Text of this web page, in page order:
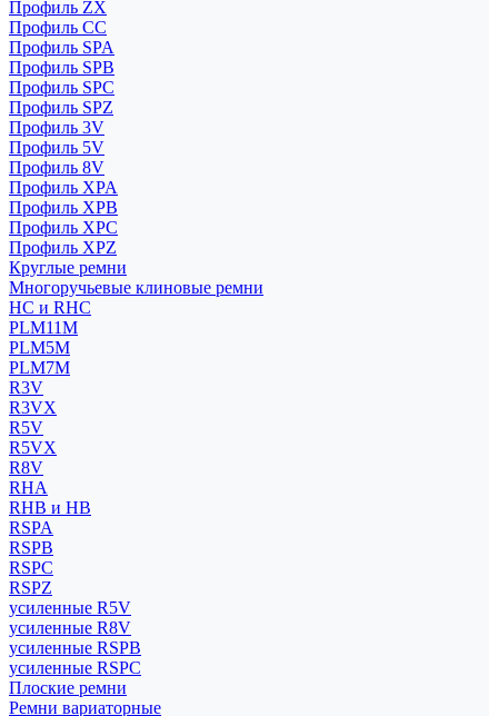
Профиль ZX
Профиль CC
Профиль SPA
Профиль SPB
Профиль SPC
Профиль SPZ
Профиль 3V
Профиль 5V
Профиль 8V
Профиль XPA
Профиль XPB
Профиль XPC
Профиль XPZ
Круглые ремни
Многоручьевые клиновые ремни
HC и RHC
PLM11M
PLM5M
PLM7M
R3V
R3VX
R5V
R5VX
R8V
RHA
RHB и HB
RSPA
RSPB
RSPC
RSPZ
усиленные R5V
усиленные R8V
усиленные RSPB
усиленные RSPC
Плоские ремни
Ремни вариаторные